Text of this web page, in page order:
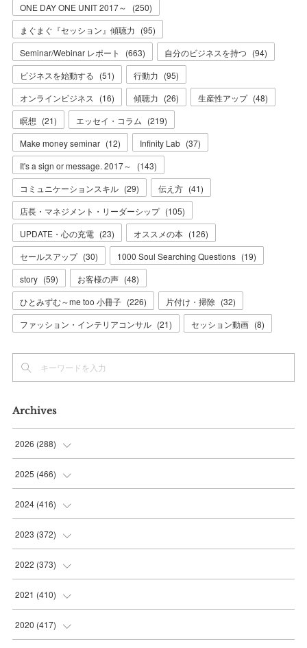
ONE DAY ONE UNIT 2017～
(250)
まぐまぐ『セッション』傾聴力 (95)
Seminar/Webinar レポート
(663) 自分のビジネスを持つ (94)
ビジネスを始動する (51) 行動力 (95)
オンラインビジネス
(16) 傾聴力 (26) 生産性アップ (48)
瞑想 (21) エッセイ・コラム (219)
Make money seminar (12) Infinity Lab (37)
It's a sign or message. 2017～
(143)
コミュニケーションスキル (29) 伝え方 (41)
店長・マネジメント・リーダーシップ (105)
UPDATE・心の充電 (23) オススメの本 (126)
セールスアップ (30) 1000 Soul Searching Questions (19)
story (59) お客様の声 (48)
ひとみずむ～me too 小冊子 (226) 片付け・掃除 (32)
ファッション・インテリアコンサル (21) セッション動画 (8)
Archives
2026 (288)
(9)
(36
(37
(42
2025 (466)
(56
(37
(35
(36
2024 (416)
(38
(39
(38
(36
2023 (372)
(31
(30
(30
2022 (373)
(31
(33
2021 (410)
(32
2020 (417)